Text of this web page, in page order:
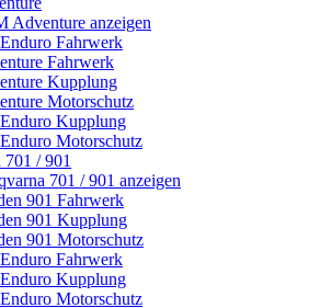
Adventure anzeigen
Fahrwerk
Fahrwerk
Kupplung
Motorschutz
Kupplung
Motorschutz
/ 901
701 / 901 anzeigen
901 Fahrwerk
901 Kupplung
901 Motorschutz
Fahrwerk
Kupplung
Motorschutz